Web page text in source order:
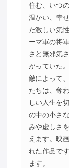
住む、いつ
温かい、幸
た激しい気
ーマ軍の将
さと無邪気
がっていた
敵によって
たちは、奪
しい人生を
の中の小さ
みや虚しさ
えます。映
れた作品で
ます。